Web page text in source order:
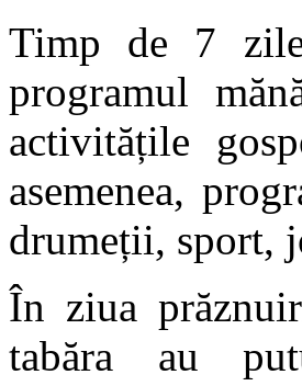
Timp de 7
programul
activitățile
asemenea,
drumeții, sport,
În ziua
tabăra au